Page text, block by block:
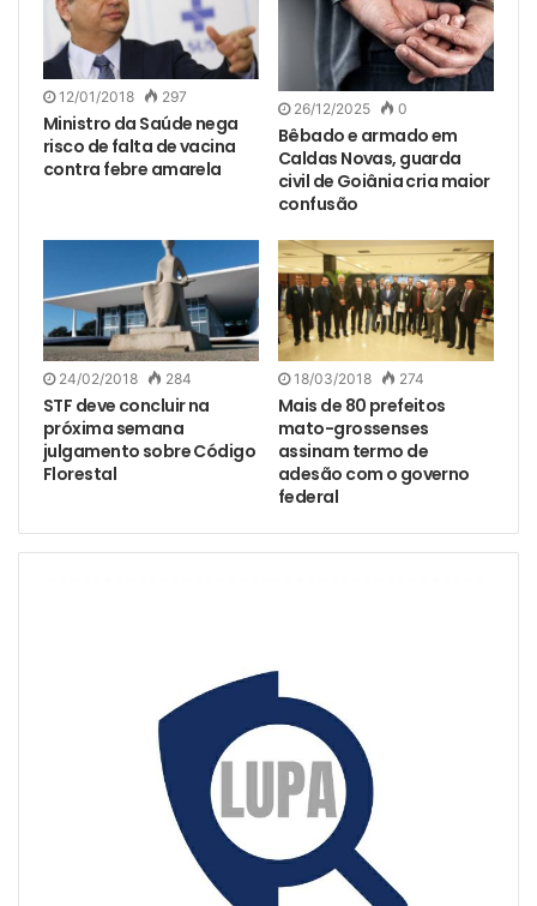
12/01/2018 297
Ministro da Saúde nega
risco de falta de vacina
contra febre amarela
26/12/2025 0
Bêbado e armado em
Caldas Novas, guarda
civil de Goiânia cria maior
confusão
24/02/2018 284
STF deve concluir na
próxima semana
julgamento sobre Código
Florestal
18/03/2018 274
Mais de 80 prefeitos
mato-grossenses
assinam termo de
adesão com o governo
federal